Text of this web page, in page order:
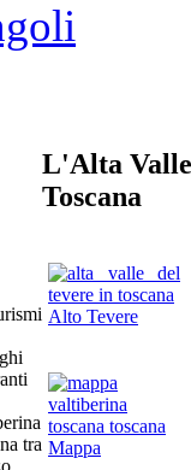
L'Alta
Toscana
Alto Tevere
Mappa